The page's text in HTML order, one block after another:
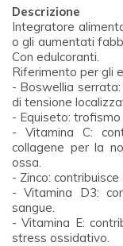
Descrizione
Integratore
o gli aumentati
Con edulcoranti.
Riferimento per gli
- Boswellia
di tensione
- Equiseto:
- Vitamina C:
collagene per la
ossa.
- Zinco:
- Vitamina D3:
sangue.
- Vitamina E:
stress ossidativo.